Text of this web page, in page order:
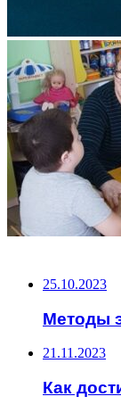
25.10.2023
Методы
21.11.2023
Как